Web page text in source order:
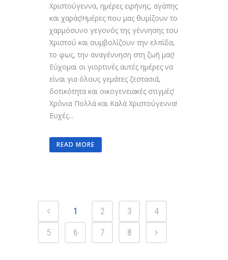
Χριστούγεννα, ημέρες ειρήνης, αγάπης
και χαράς!Ημέρες που μας θυμίζουν το
χαρμόσυνο γεγονός της γέννησης του
Χριστού και συμβολίζουν την ελπίδα,
το φως, την αναγέννηση στη ζωή μας!
Εύχομαι οι γιορτινές αυτές ημέρες να
είναι για όλους γεμάτες ζεστασιά,
δοτικότητα και οικογενειακές στιγμές!
Χρόνια Πολλά και Καλά Χριστούγεννα!
Ευχές...
READ MORE
1 2 3
4
5
6 7 8